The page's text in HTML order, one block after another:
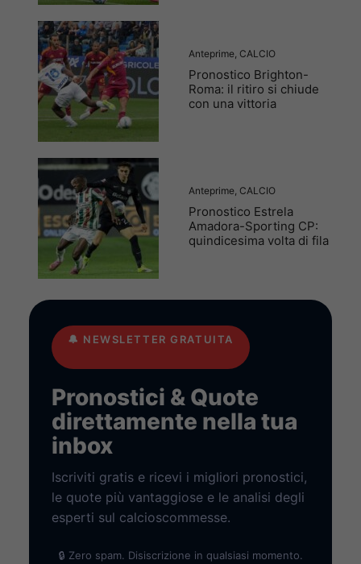
Anteprime, CALCIO
Pronostico Brighton-
Roma: il ritiro si chiude
con una vittoria
Anteprime, CALCIO
Pronostico Estrela
Amadora-Sporting CP:
quindicesima volta di fila
🔔 NEWSLETTER GRATUITA
Pronostici & Quote
direttamente nella tua
inbox
Iscriviti gratis e ricevi i migliori pronostici,
le quote più vantaggiose e le analisi degli
esperti sul calcioscommesse.
🔒 Zero spam. Disiscrizione in qualsiasi momento.